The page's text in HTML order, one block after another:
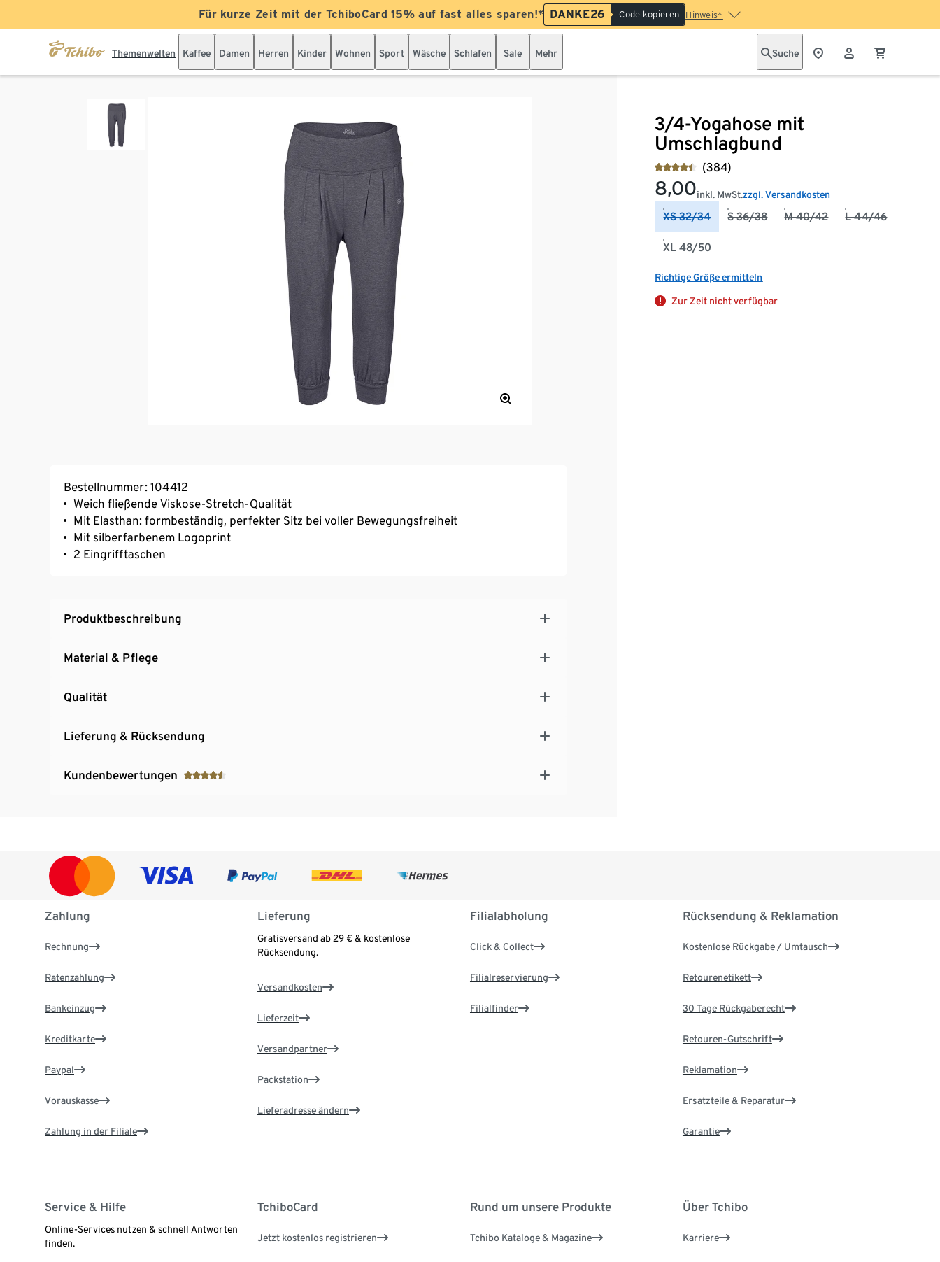
Für kurze Zeit mit der TchiboCard 15% auf fast alles sparen!* DANKE26 Code kopieren Hinweis*
Themenwelten Kaffee Damen Herren Kinder Wohnen Sport Wäsche Schlafen Sale Mehr Suche
3/4-Yogahose mit
Umschlagbund
(384)
8,00inkl. MwSt.zzgl. Versandkosten
XS 32/34 S 36/38 M 40/42 L 44/46
XL 48/50
Richtige Größe ermitteln
Zur Zeit nicht verfügbar
Bestellnummer: 104412
Weich fließende Viskose-Stretch-Qualität
Mit Elasthan: formbeständig, perfekter Sitz bei voller Bewegungsfreiheit
Mit silberfarbenem Logoprint
2 Eingrifftaschen
Produktbeschreibung
Material & Pflege
Qualität
Lieferung & Rücksendung
Kundenbewertungen
Zahlung
Rechnung
Ratenzahlung
Bankeinzug
Kreditkarte
Paypal
Vorauskasse
Zahlung in der Filiale
Lieferung
Gratisversand ab 29 € & kostenlose
Rücksendung.
Versandkosten
Lieferzeit
Versandpartner
Packstation
Lieferadresse ändern
Filialabholung
Click & Collect
Filialreservierung
Filialfinder
Rücksendung & Reklamation
Kostenlose Rückgabe / Umtausch
Retourenetikett
30 Tage Rückgaberecht
Retouren-Gutschrift
Reklamation
Ersatzteile & Reparatur
Garantie
Service & Hilfe
Online-Services nutzen & schnell Antworten
finden.
TchiboCard
Jetzt kostenlos registrieren
Rund um unsere Produkte
Tchibo Kataloge & Magazine
Über Tchibo
Karriere